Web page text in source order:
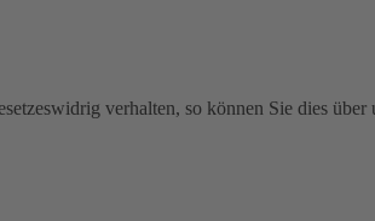
verhalten, so können Sie dies über